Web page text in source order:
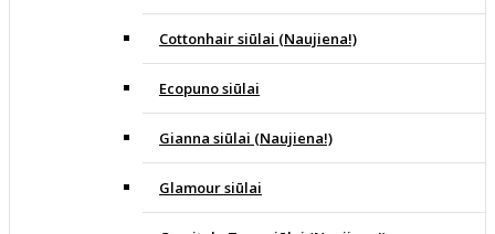
Cottonhair siūlai (Naujiena!)
Ecopuno siūlai
Gianna siūlai (Naujiena!)
Glamour siūlai